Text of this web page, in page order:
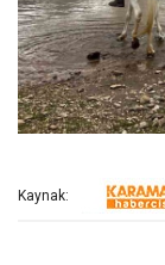
Kaynak: